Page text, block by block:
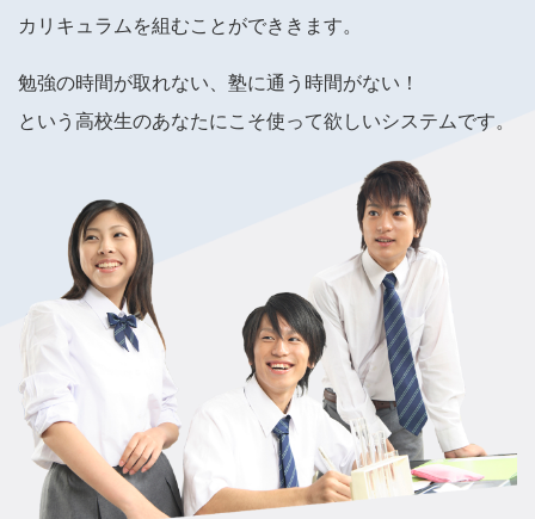
カリキュラムを組むことができきます。
勉強の時間が取れない、塾に通う時間がない！
という高校生のあなたにこそ使って欲しいシステムです。